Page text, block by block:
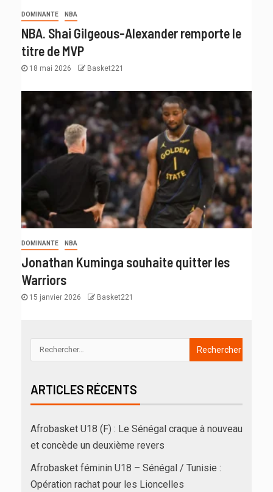
DOMINANTE NBA
NBA. Shai Gilgeous-Alexander remporte le
titre de MVP
18 mai 2026 Basket221
DOMINANTE NBA
Jonathan Kuminga souhaite quitter les
Warriors
15 janvier 2026 Basket221
ARTICLES RÉCENTS
Afrobasket U18 (F) : Le Sénégal craque à nouveau
et concède un deuxième revers
Afrobasket féminin U18 – Sénégal / Tunisie :
Opération rachat pour les Lioncelles